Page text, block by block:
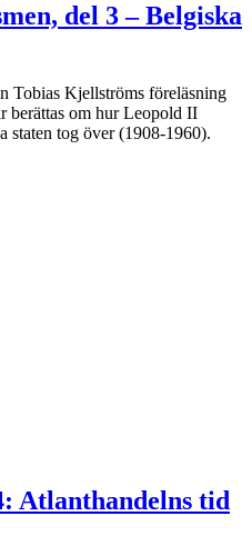
del 3 – Belgiska
Tobias Kjellströms föreläsning
berättas om hur Leopold II
staten tog över (1908-1960).
Atlanthandelns tid